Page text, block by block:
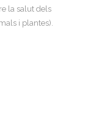
la salut dels
i plantes).